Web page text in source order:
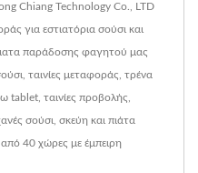
Chiang Technology Co., LTD
για εστιατόρια σούσι και
παράδοσης φαγητού μας
ταινίες μεταφοράς, τρένα
tablet, ταινίες προβολής,
σούσι, σκεύη και πιάτα
40 χώρες με έμπειρη